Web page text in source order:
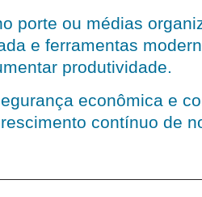
porte ou médias
e ferramentas
produtividade.
econômica e
contínuo de